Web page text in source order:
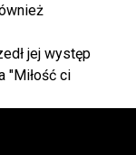
jej występ
"Miłość ci